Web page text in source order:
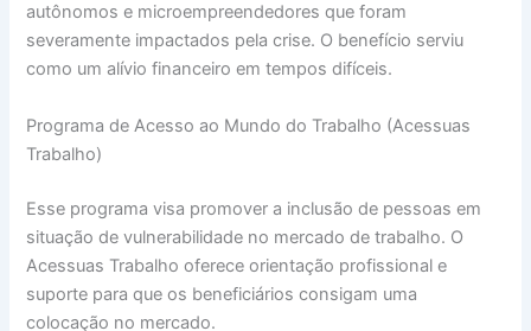
autônomos e microempreendedores que foram
severamente impactados pela crise. O benefício serviu
como um alívio financeiro em tempos difíceis.
Programa de Acesso ao Mundo do Trabalho (Acessuas
Trabalho)
Esse programa visa promover a inclusão de pessoas em
situação de vulnerabilidade no mercado de trabalho. O
Acessuas Trabalho oferece orientação profissional e
suporte para que os beneficiários consigam uma
colocação no mercado.